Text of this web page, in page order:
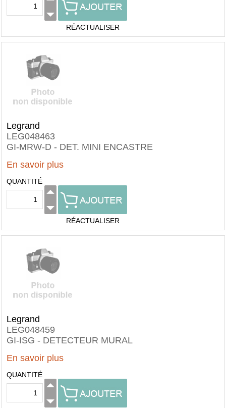
RÉACTUALISER
Legrand
LEG048463
GI-MRW-D - DET. MINI ENCASTRE
En savoir plus
QUANTITÉ
RÉACTUALISER
Legrand
LEG048459
GI-ISG - DETECTEUR MURAL
En savoir plus
QUANTITÉ